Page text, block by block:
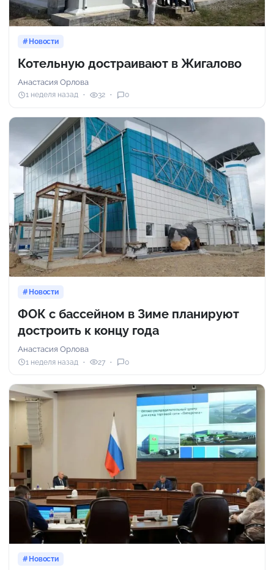
Новости
Котельную достраивают в Жигалово
Анастасия Орлова
1 неделя назад 32 0
Новости
ФОК с бассейном в Зиме планируют
достроить к концу года
Анастасия Орлова
1 неделя назад 27 0
Новости